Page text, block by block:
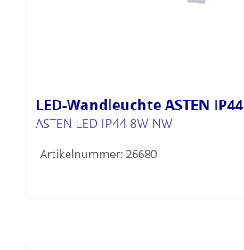
LED-Wandleuchte ASTEN IP44
ASTEN LED IP44 8W-NW
Artikelnummer: 26680